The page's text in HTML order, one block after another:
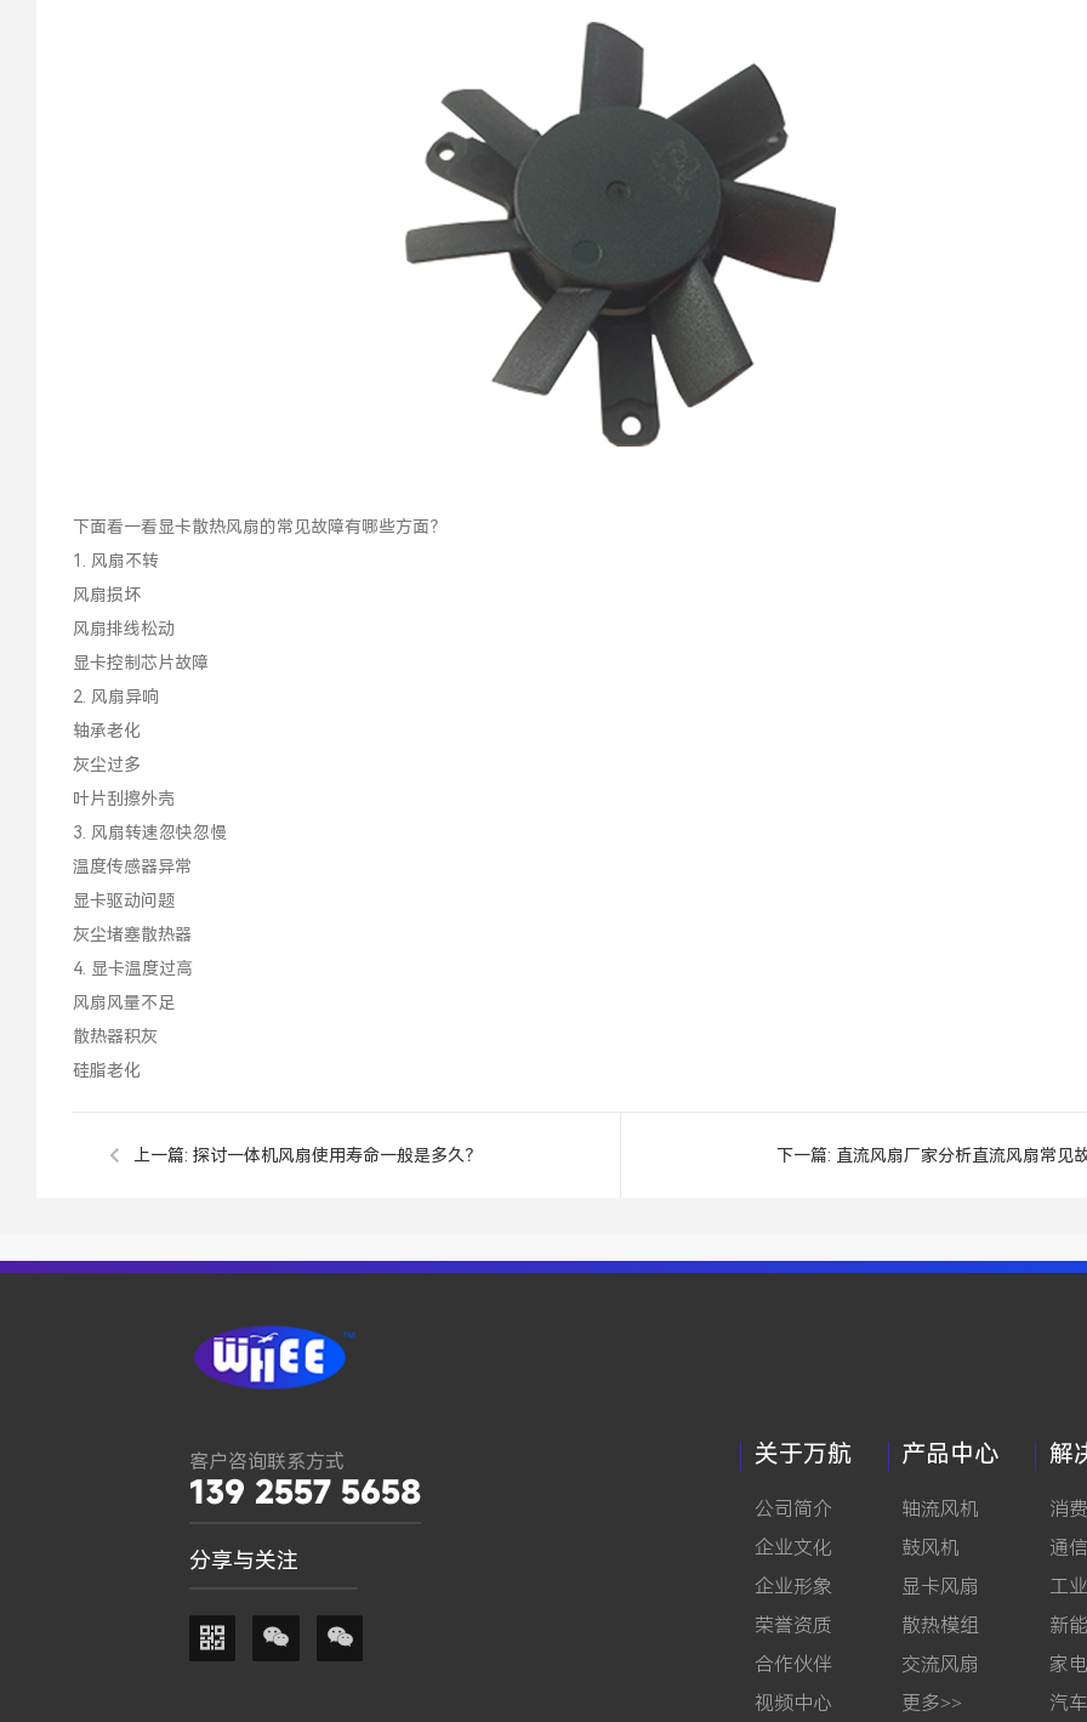
下面看一看显卡散热风扇的常见故障有哪些方面？
1. 风扇不转
风扇损坏
风扇排线松动
显卡控制芯片故障
2. 风扇异响
轴承老化
灰尘过多
叶片刮擦外壳
3. 风扇转速忽快忽慢
温度传感器异常
显卡驱动问题
灰尘堵塞散热器
4. 显卡温度过高
风扇风量不足
散热器积灰
硅脂老化
上一篇: 探讨一体机风扇使用寿命一般是多久？ 下一篇: 直流风扇厂家分析直流风扇常见
客户咨询联系方式
139 2557 5658
分享与关注
  
关于万航
公司简介
企业文化
企业形象
荣誉资质
合作伙伴
视频中心
产品中心
轴流风机
鼓风机
显卡风扇
散热模组
交流风扇
更多>>
解
消
通
工
新
家
汽